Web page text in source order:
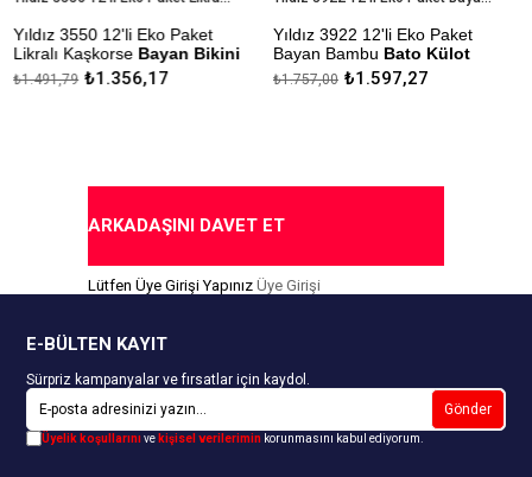
Yıldız 3550 12'li Eko Paket
Likralı Kaşkorse Bayan Bikini
Külot
₺1.356,17
₺1.491,79
Yıldız 3922 12'li Eko Paket
Bayan Bambu Bato Külot
Çekmezlik Sanfor Testi
₺1.597,27
₺1.757,00
ARKADAŞINI DAVET ET
Lütfen Üye Girişi Yapınız Üye Girişi
E-BÜLTEN KAYIT
Sürpriz kampanyalar ve fırsatlar için kaydol.
Gönder
Üyelik koşullarınıve kişisel verilerimin korunmasını kabul ediyorum.